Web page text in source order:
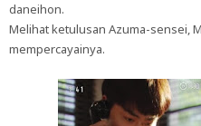
daneihon.
Melihat ketulusan Azuma-sensei,
mempercayainya.